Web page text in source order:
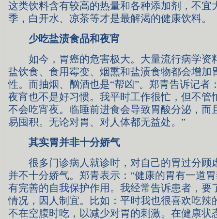
这类饮料含有较高的热量和各种添加剂，不宜
季，白开水、凉茶等才是最解渴的健康饮料。
少吃盐渍食品和夜宵
如今，胃癌的危害极大。大量流行病学资
盐饮食、食用霉变、烟熏和盐渍食物都会增加
性。而抽烟、酗酒也是“帮凶”。郑青告诉记者
夜宵也不是好习惯。我平时工作很忙，但不管
不会吃宵夜。临睡前进食会导致胃酸分泌，而
易囤积。无论对胃、对人体都无益处。”
其实胃并非十分娇气
很多门诊病人就诊时，对自己的胃过分顾
并不十分娇气。郑青表示：“健康的胃有一道
有完善的自我保护作用。我经常告诉患者，要
情况，因人制宜。比如：平时我也很喜欢吃辣
不在空腹时吃，以减少对胃的刺激。在健康状